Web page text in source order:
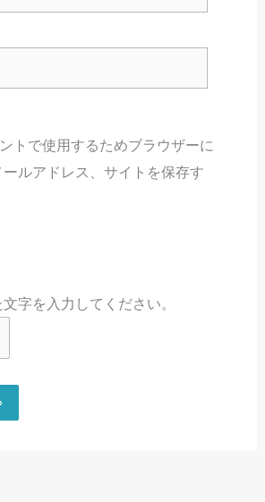
トで使用するためブラウザーに
ルアドレス、サイトを保存す
字を入力してください。